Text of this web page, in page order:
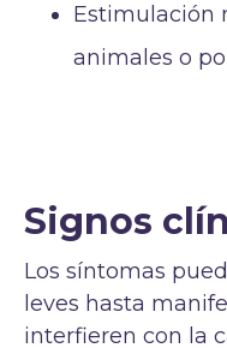
Estimulación
animales o
Signos
Los síntomas
leves hasta
interfieren con la